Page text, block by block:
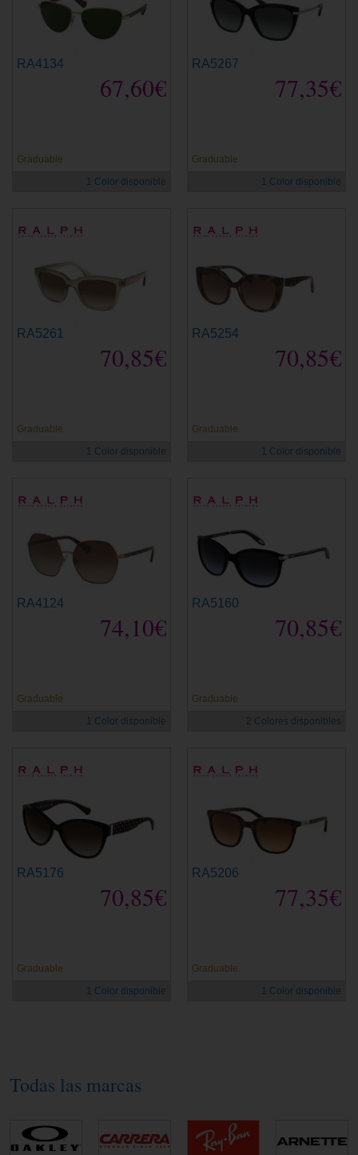
RA4134
67,60€
Graduable
1 Color disponible
RA5267
77,35€
Graduable
1 Color disponible
RA5261
70,85€
Graduable
1 Color disponible
RA5254
70,85€
Graduable
1 Color disponible
RA4124
74,10€
Graduable
1 Color disponible
RA5160
70,85€
Graduable
2 Colores disponibles
RA5176
70,85€
Graduable
1 Color disponible
RA5206
77,35€
Graduable
1 Color disponible
Todas las marcas